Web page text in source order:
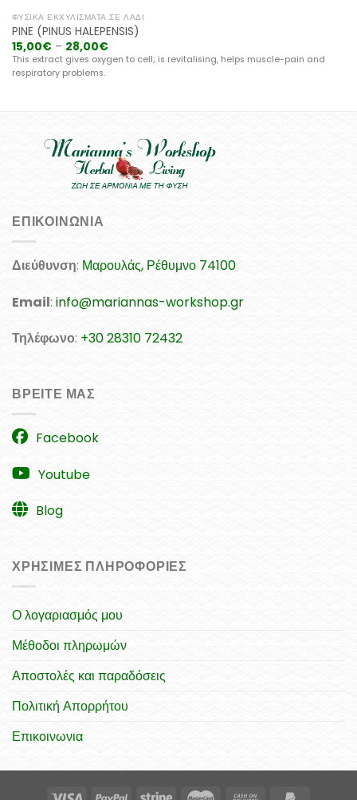
ΦΥΣΙΚΆ ΕΚΧΥΛΊΣΜΑΤΑ ΣΕ ΛΆΔΙ
PINE (PINUS HALEPENSIS)
15,00€– 28,00€
This extract gives oxygen to cell; is revitalising, helps muscle-pain and
respiratory problems.
ΕΠΙΚΟΙΝΩΝΊΑ
Διεύθυνση: Μαρουλάς, Ρέθυμνο 74100
Email: info@mariannas-workshop.gr
Τηλέφωνο: +30 28310 72432
ΒΡΕΊΤΕ ΜΑΣ
Facebook
Youtube
Blog
ΧΡΉΣΙΜΕΣ ΠΛΗΡΟΦΟΡΊΕΣ
Ο λογαριασμός μου
Μέθοδοι πληρωμών
Αποστολές και παραδόσεις
Πολιτική Απορρήτου
Επικοινωνια